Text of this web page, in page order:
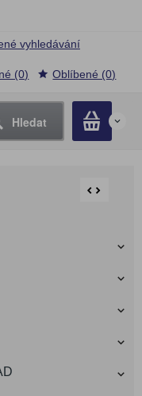
Hledat 0
vyhledávání
(0) Oblíbené (0)